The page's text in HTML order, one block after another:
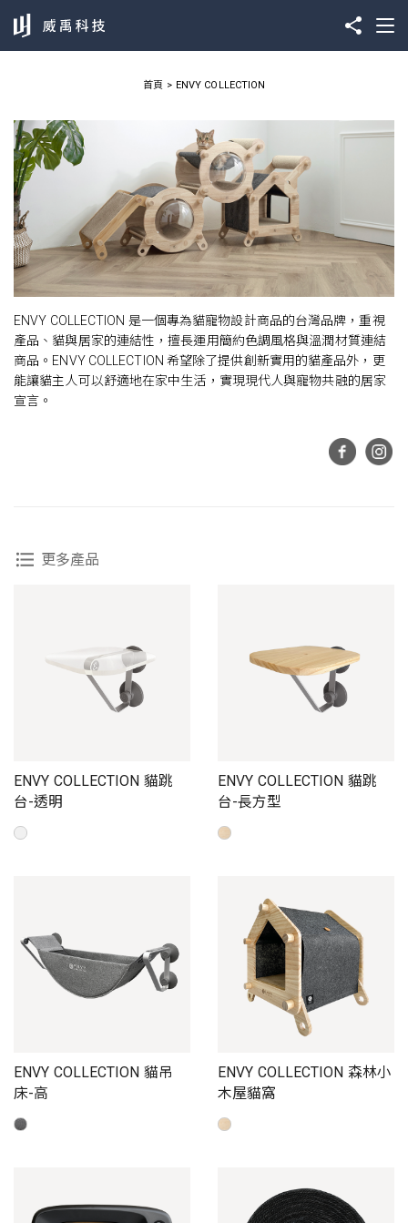
首頁 ENVY COLLECTION
ENVY COLLECTION 是一個專為貓寵物設計商品的台灣品牌，重視
產品、貓與居家的連結性，擅長運用簡約色調風格與溫潤材質連結
商品。ENVY COLLECTION 希望除了提供創新實用的貓產品外，更
能讓貓主人可以舒適地在家中生活，實現現代人與寵物共融的居家
宣言。
更多產品
ENVY COLLECTION 貓跳
台-透明
ENVY COLLECTION 貓跳
台-長方型
ENVY COLLECTION 貓吊
床-高
ENVY COLLECTION 森林小
木屋貓窩